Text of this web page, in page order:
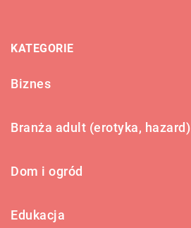
KATEGORIE
Biznes
Branża adult (erotyka, hazard)
Dom i ogród
Edukacja